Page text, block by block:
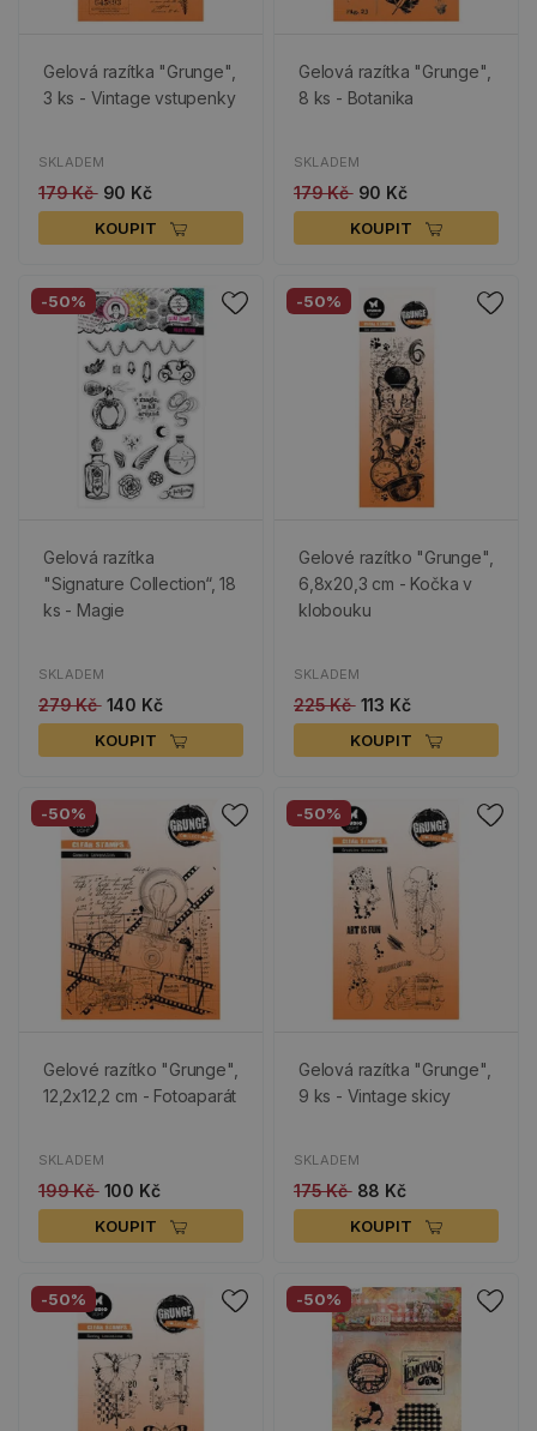
Gelová razítka "Grunge",
3 ks - Vintage vstupenky
SKLADEM
179 Kč 90 Kč
KOUPIT
Gelová razítka "Grunge",
8 ks - Botanika
SKLADEM
179 Kč 90 Kč
KOUPIT
-50%
Gelová razítka
"Signature Collection“, 18
ks - Magie
SKLADEM
279 Kč 140 Kč
KOUPIT
-50%
Gelové razítko "Grunge",
6,8x20,3 cm - Kočka v
klobouku
SKLADEM
225 Kč 113 Kč
KOUPIT
-50%
Gelové razítko "Grunge",
12,2x12,2 cm - Fotoaparát
SKLADEM
199 Kč 100 Kč
KOUPIT
-50%
Gelová razítka "Grunge",
9 ks - Vintage skicy
SKLADEM
175 Kč 88 Kč
KOUPIT
-50% -50%